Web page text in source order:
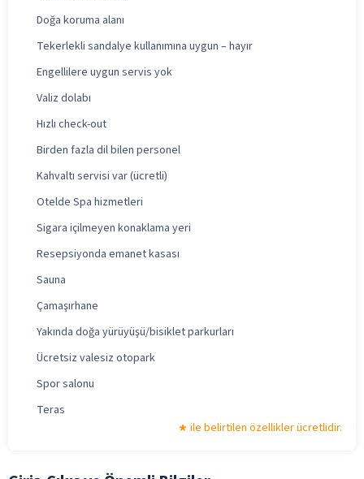
Doğa koruma alanı
Tekerlekli sandalye kullanımına uygun – hayır
Engellilere uygun servis yok
Valiz dolabı
Hızlı check-out
Birden fazla dil bilen personel
Kahvaltı servisi var (ücretli)
Otelde Spa hizmetleri
Sigara içilmeyen konaklama yeri
Resepsiyonda emanet kasası
Sauna
Çamaşırhane
Yakında doğa yürüyüşü/bisiklet parkurları
Ücretsiz valesiz otopark
Spor salonu
Teras
ile belirtilen özellikler ücretlidir.